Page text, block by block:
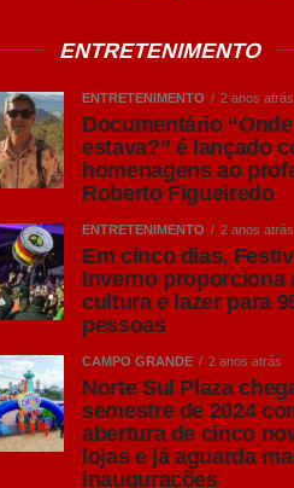
ENTRETENIMENTO
ENTRETENIMENTO 2 anos atrás
Documentário
estava?” é lançado
homenagens ao
Roberto Figueiredo
ENTRETENIMENTO 2 anos atrás
Em cinco dias,
Inverno proporciona
cultura e lazer para
pessoas
CAMPO GRANDE 2 anos atrás
Norte Sul Plaza
semestre de 2024
abertura de cinco
lojas e já aguarda
inaugurações